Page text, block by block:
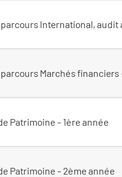
International,
Marchés financiers
Patrimoine - 1ère année
Patrimoine - 2ème année